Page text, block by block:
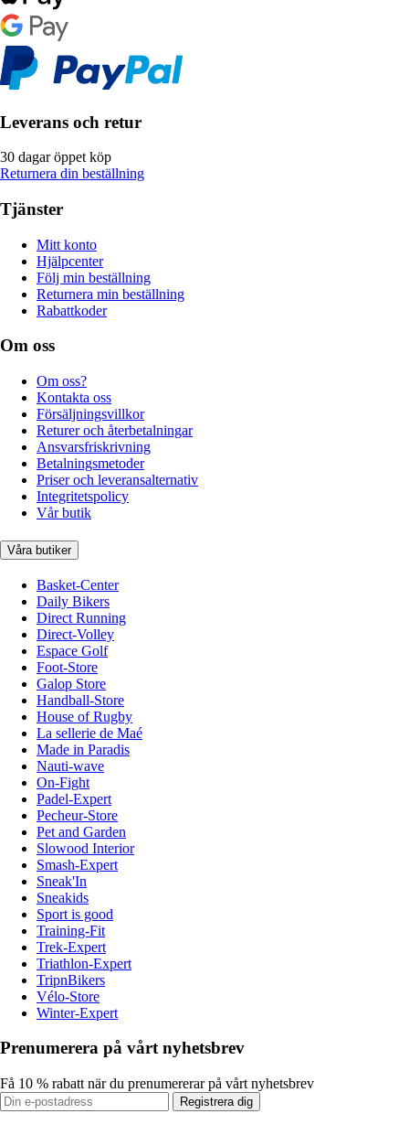
Leverans och retur
30 dagar öppet köp
Returnera din beställning
Tjänster
Mitt konto
Hjälpcenter
Följ min beställning
Returnera min beställning
Rabattkoder
Om oss
Om oss?
Kontakta oss
Försäljningsvillkor
Returer och återbetalningar
Ansvarsfriskrivning
Betalningsmetoder
Priser och leveransalternativ
Integritetspolicy
Vår butik
Våra butiker
Basket-Center
Daily Bikers
Direct Running
Direct-Volley
Espace Golf
Foot-Store
Galop Store
Handball-Store
House of Rugby
La sellerie de Maé
Made in Paradis
Nauti-wave
On-Fight
Padel-Expert
Pecheur-Store
Pet and Garden
Slowood Interior
Smash-Expert
Sneak'In
Sneakids
Sport is good
Training-Fit
Trek-Expert
Triathlon-Expert
TripnBikers
Vélo-Store
Winter-Expert
Prenumerera på vårt nyhetsbrev
Få 10 % rabatt när du prenumererar på vårt nyhetsbrev
Registrera dig